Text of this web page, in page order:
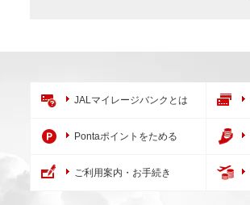
JALマイレージバンクとは
Pontaポイントをためる
ご利用案内・お手続き